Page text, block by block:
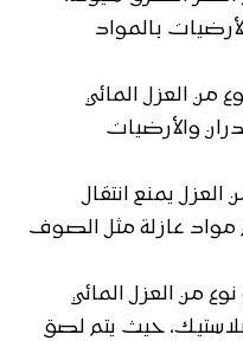
بالمواد
من العزل المائي
والأرضيات
العزل يمنع انتقال
مواد عازلة مثل الصوف
من العزل المائي
حيث يتم لصق